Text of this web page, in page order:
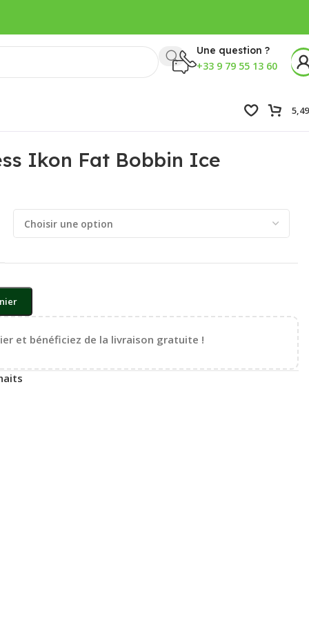
Une question ?
+33 9 79 55 13 60
Ikon Fat Bobbin Ice
et bénéficiez de la livraison gratuite !